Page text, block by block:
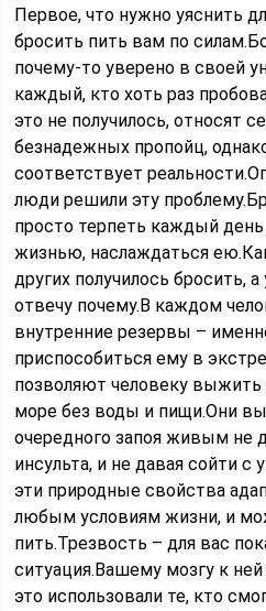
Первое, что нужно уяснить
бросить пить вам по
почему-то уверено в своей
каждый, кто хоть раз
это не получилось, относят
безнадежных пропойц,
соответствует
люди решили эту
просто терпеть каждый
жизнью, наслаждаться
других получилось бросить,
отвечу почему.В каждом
внутренние резервы –
приспособиться ему в
позволяют человеку
море без воды и пищи.Они
очередного запоя живым не
инсульта, и не давая сойти с
эти природные свойства
любым условиям жизни, и
пить.Трезвость – для вас
ситуация.Вашему мозгу к
это использовали те, кто